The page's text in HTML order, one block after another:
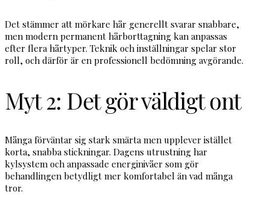
Det stämmer att mörkare hår generellt svarar snabbare,
men modern permanent hårborttagning kan anpassas
efter flera hårtyper. Teknik och inställningar spelar stor
roll, och därför är en professionell bedömning avgörande.
Myt 2: Det gör väldigt ont
Många förväntar sig stark smärta men upplever istället
korta, snabba stickningar. Dagens utrustning har
kylsystem och anpassade energinivåer som gör
behandlingen betydligt mer komfortabel än vad många
tror.